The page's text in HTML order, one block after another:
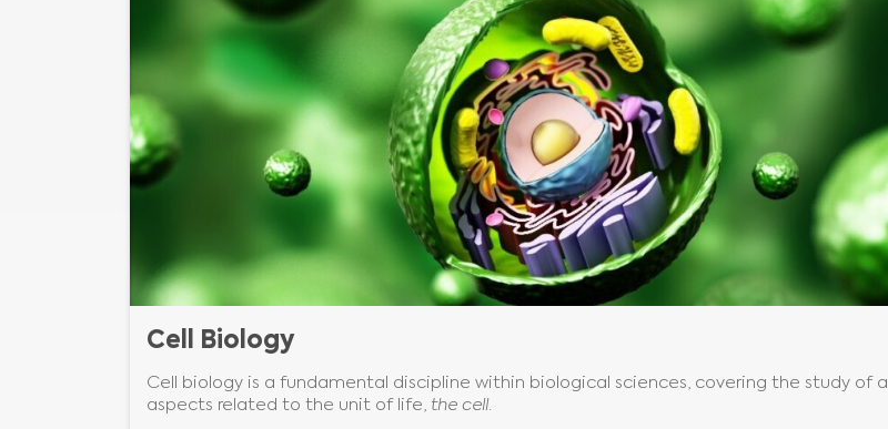
Cell Biology
Cell biology is a fundamental discipline within biological sciences, covering the study of all
aspects related to the unit of life, the cell.